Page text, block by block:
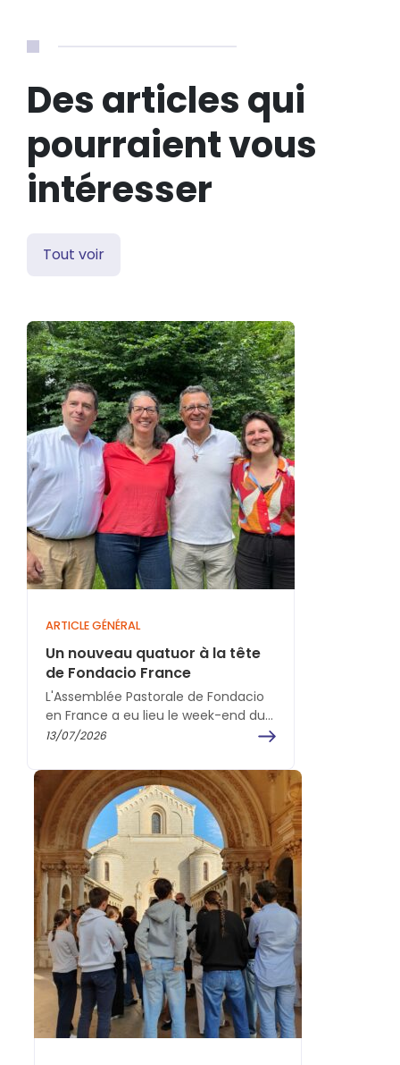
Des articles qui
pourraient vous
intéresser
Tout voir
ARTICLE GÉNÉRAL
Un nouveau quatuor à la tête
de Fondacio France
L'Assemblée Pastorale de Fondacio
en France a eu lieu le week-end du 5
et 6 juin 2026 à Versailles, avec…
13/07/2026